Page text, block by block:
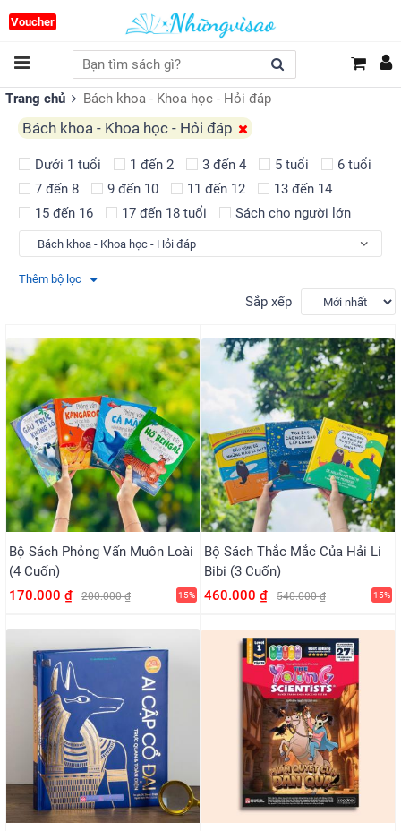
Voucher
Trang chủ Bách khoa - Khoa học - Hỏi đáp
Bách khoa - Khoa học - Hỏi đáp
Dưới 1 tuổi 1 đến 2 3 đến 4 5 tuổi
6 tuổi
7 đến 8
9 đến 10 11 đến 12
13 đến 14
15 đến 16
17 đến 18 tuổi Sách cho người lớn
Thêm bộ lọc
Sắp xếp
Bộ Sách Phỏng Vấn Muôn Loài
(4 Cuốn)
170.000 ₫
200.000 ₫ 15%
Bộ Sách Thắc Mắc Của Hải Li
Bibi (3 Cuốn)
460.000 ₫
540.000 ₫ 15%